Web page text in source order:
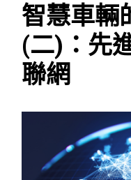
智慧車輛
(二)：先
聯網